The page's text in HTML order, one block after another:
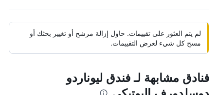
لم يتم العثور على تقييمات. حاول إزالة مرشح أو تغيير بحثك أو
مسح كل شيء لعرض التقييمات.
فنادق مشابهة لـ فندق ليوناردو